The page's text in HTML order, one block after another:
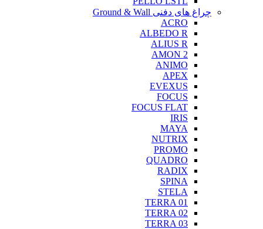
چراغ های دفنی Ground & Wall
ACRO
ALBEDO R
ALIUS R
AMON 2
ANIMO
APEX
EVEXUS
FOCUS
FOCUS FLAT
IRIS
MAYA
NUTRIX
PROMO
QUADRO
RADIX
SPINA
STELA
TERRA 01
TERRA 02
TERRA 03